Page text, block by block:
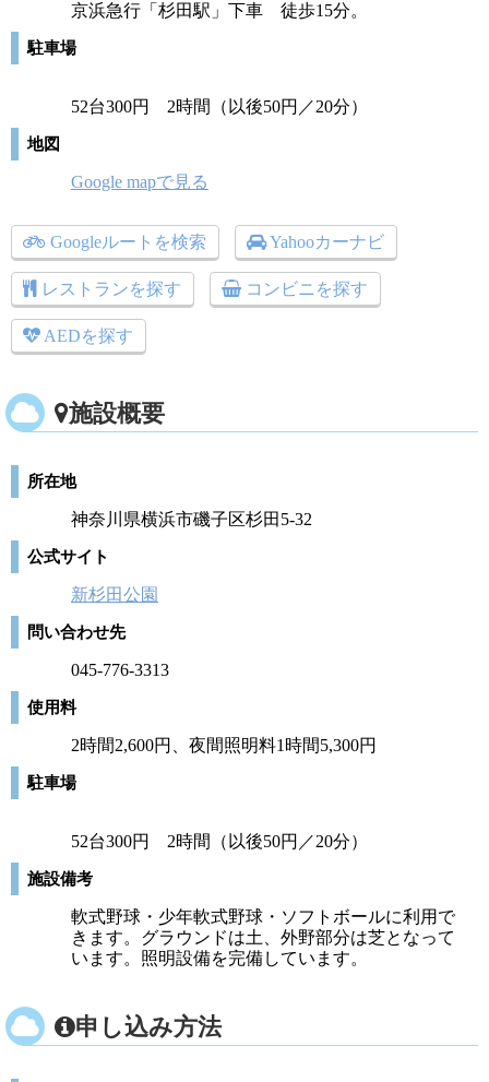
京浜急行「杉田駅」下車 徒歩15分。
駐車場
52台300円 2時間（以後50円／20分）
地図
Google mapで見る
Googleルートを検索 Yahooカーナビ
レストランを探す コンビニを探す
AEDを探す
施設概要
所在地
神奈川県横浜市磯子区杉田5-32
公式サイト
新杉田公園
問い合わせ先
045-776-3313
使用料
2時間2,600円、夜間照明料1時間5,300円
駐車場
52台300円 2時間（以後50円／20分）
施設備考
軟式野球・少年軟式野球・ソフトボールに利用で
きます。グラウンドは土、外野部分は芝となって
います。照明設備を完備しています。
申し込み方法